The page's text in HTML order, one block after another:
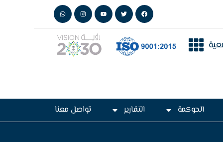
الحوكمة التقارير تواصل معنا